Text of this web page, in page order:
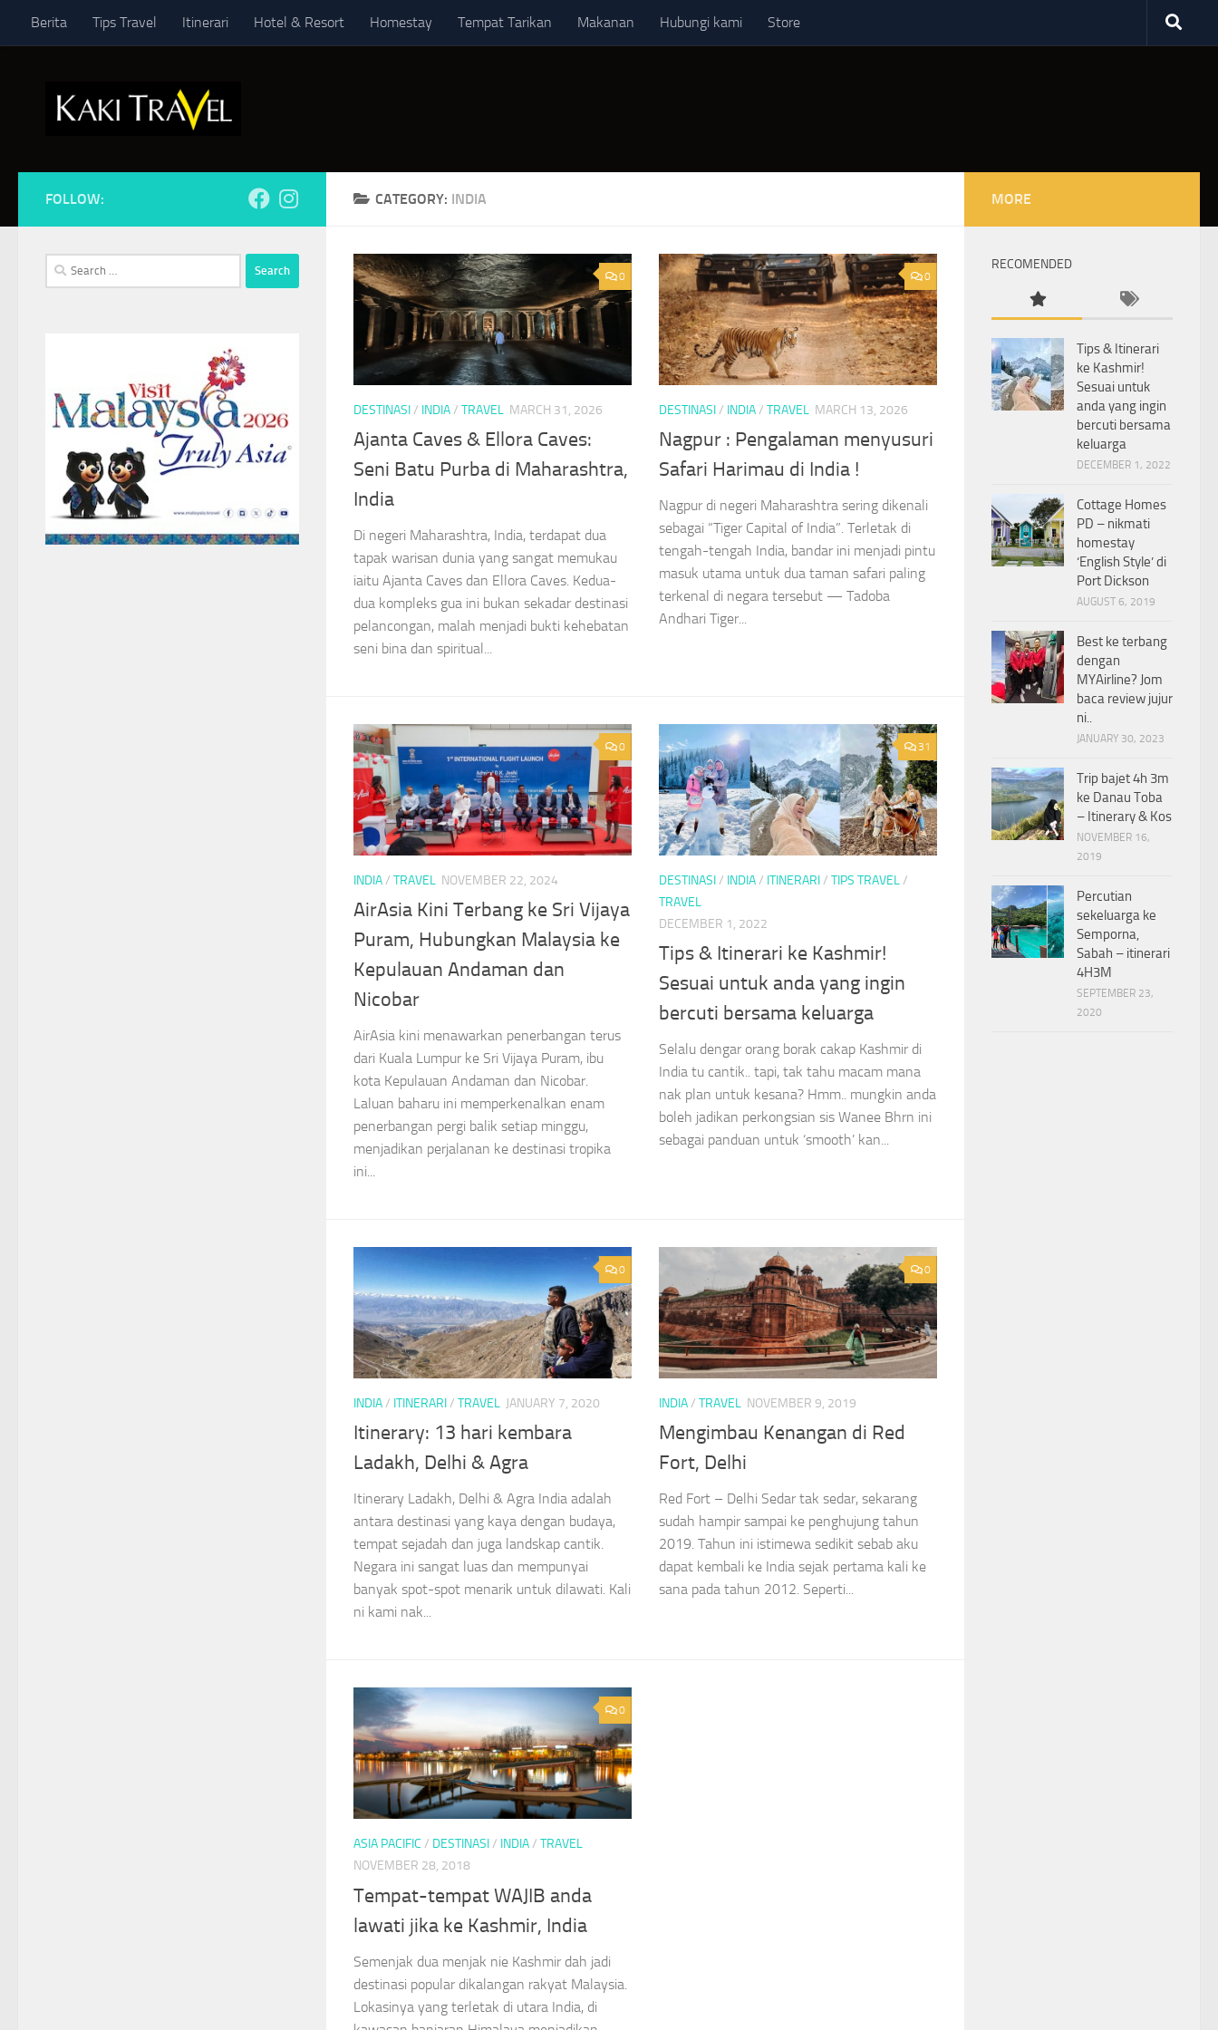
Skip to content
Berita Tips Travel Itinerari Hotel & Resort Homestay Tempat Tarikan Makanan Hubungi kami Store
CATEGORY: INDIA
0
DESTINASI/ INDIA/ TRAVEL MARCH 31, 2026
Ajanta Caves & Ellora Caves:
Seni Batu Purba di Maharashtra,
India
Di negeri Maharashtra, India, terdapat dua
tapak warisan dunia yang sangat memukau
iaitu Ajanta Caves dan Ellora Caves. Kedua-
dua kompleks gua ini bukan sekadar destinasi
pelancongan, malah menjadi bukti kehebatan
seni bina dan spiritual...
0
DESTINASI/ INDIA/ TRAVEL MARCH 13, 2026
Nagpur : Pengalaman menyusuri
Safari Harimau di India !
Nagpur di negeri Maharashtra sering dikenali
sebagai “Tiger Capital of India”. Terletak di
tengah-tengah India, bandar ini menjadi pintu
masuk utama untuk dua taman safari paling
terkenal di negara tersebut — Tadoba
Andhari Tiger...
0
INDIA/ TRAVEL NOVEMBER 22, 2024
AirAsia Kini Terbang ke Sri Vijaya
Puram, Hubungkan Malaysia ke
Kepulauan Andaman dan
Nicobar
AirAsia kini menawarkan penerbangan terus
dari Kuala Lumpur ke Sri Vijaya Puram, ibu
kota Kepulauan Andaman dan Nicobar.
Laluan baharu ini memperkenalkan enam
penerbangan pergi balik setiap minggu,
menjadikan perjalanan ke destinasi tropika
ini...
31
DESTINASI/ INDIA/ ITINERARI/ TIPS TRAVEL/
TRAVEL
DECEMBER 1, 2022
Tips & Itinerari ke Kashmir!
Sesuai untuk anda yang ingin
bercuti bersama keluarga
Selalu dengar orang borak cakap Kashmir di
India tu cantik.. tapi, tak tahu macam mana
nak plan untuk kesana? Hmm.. mungkin anda
boleh jadikan perkongsian sis Wanee Bhrn ini
sebagai panduan untuk ‘smooth’ kan...
0
INDIA/ ITINERARI/ TRAVEL JANUARY 7, 2020
Itinerary: 13 hari kembara
Ladakh, Delhi & Agra
Itinerary Ladakh, Delhi & Agra India adalah
antara destinasi yang kaya dengan budaya,
tempat sejadah dan juga landskap cantik.
Negara ini sangat luas dan mempunyai
banyak spot-spot menarik untuk dilawati. Kali
ni kami nak...
0
INDIA/ TRAVEL NOVEMBER 9, 2019
Mengimbau Kenangan di Red
Fort, Delhi
Red Fort – Delhi Sedar tak sedar, sekarang
sudah hampir sampai ke penghujung tahun
2019. Tahun ini istimewa sedikit sebab aku
dapat kembali ke India sejak pertama kali ke
sana pada tahun 2012. Seperti...
0
ASIA PACIFIC / DESTINASI/ INDIA/ TRAVEL
NOVEMBER 28, 2018
Tempat-tempat WAJIB anda
lawati jika ke Kashmir, India
Semenjak dua menjak nie Kashmir dah jadi
destinasi popular dikalangan rakyat Malaysia.
Lokasinya yang terletak di utara India, di
FOLLOW:
Search
for:
MORE
RECOMENDED
Tips & Itinerari
ke Kashmir!
Sesuai untuk
anda yang ingin
bercuti bersama
keluarga
DECEMBER 1, 2022
Cottage Homes
PD – nikmati
homestay
‘English Style’ di
Port Dickson
AUGUST 6, 2019
Best ke terbang
dengan
MYAirline? Jom
baca review jujur
ni..
JANUARY 30, 2023
Trip bajet 4h 3m
ke Danau Toba
– Itinerary & Kos
NOVEMBER 16,
2019
Percutian
sekeluarga ke
Semporna,
Sabah – itinerari
4H3M
SEPTEMBER 23,
2020